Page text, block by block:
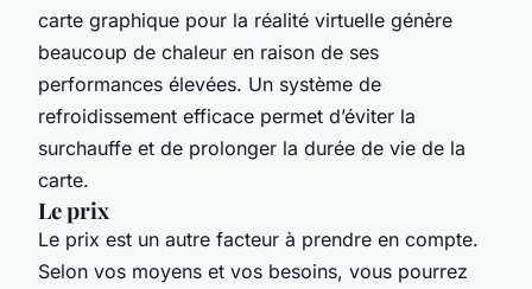
carte graphique pour la réalité virtuelle génère
beaucoup de chaleur en raison de ses
performances élevées. Un système de
refroidissement efficace permet d’éviter la
surchauffe et de prolonger la durée de vie de la
carte.
Le prix
Le prix est un autre facteur à prendre en compte.
Selon vos moyens et vos besoins, vous pourrez